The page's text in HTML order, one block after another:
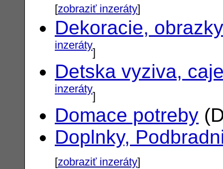
[zobraziť inzeráty]
Dekoracie, obrazky
inzeráty]
Detska vyziva,
inzeráty]
Domace potreby
Doplnky,
[zobraziť inzeráty]